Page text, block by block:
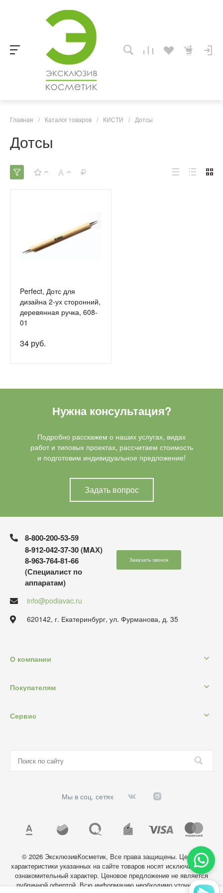
Главная / Каталог товаров / КИСТИ / Дотсы
Дотсы
Perfect, Дотс для
дизайна 2-ух сторонний,
деревянная ручка, 608-
01
34 руб.
Нужна консультация?
Подробно расскажем о наших услугах, видах
работ и типовых проектах, рассчитаем стоимость
и подготовим индивидуальное предложение!
Задать вопрос
8-800-200-53-59
8-912-042-37-30 (MAХ)
8-963-764-81-66
(Специалист по
аппаратам)
Заказать звонок
info@podiavac.ru
620142, г. Екатеринбург, ул. Фурманова, д. 35
О компании
Покупателям
Сервис
Мы в соц. сетях
© 2026 ЭксклюзивКосметик, Все права защищены. Цены и
характеристики указанных на сайте товаров носят исключительно
ознакомительный характер. Ценовое предложение не является
публичной офертой. Всю информацию необходимо уточнять у